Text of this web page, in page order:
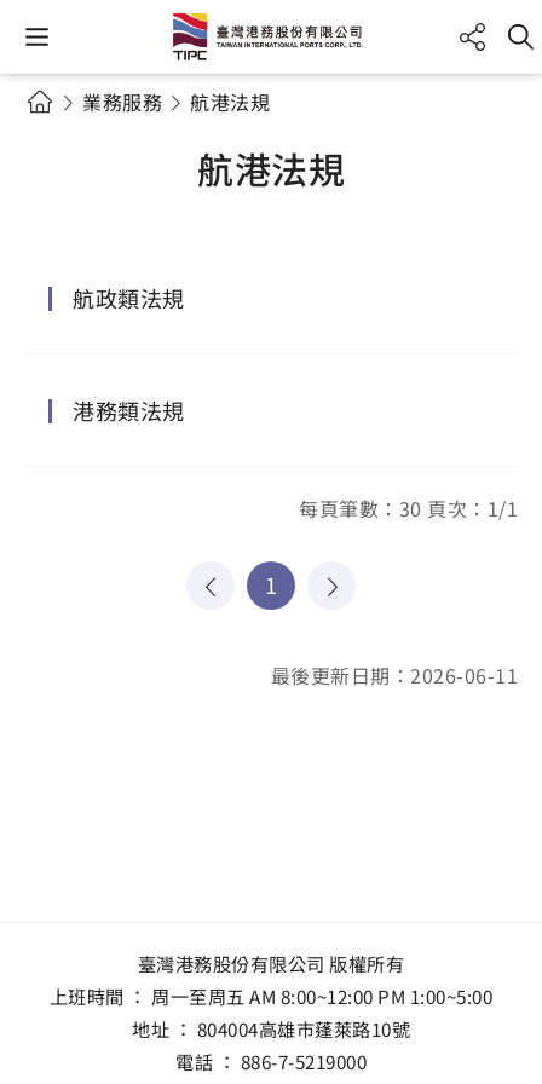
業務服務 航港法規
航港法規
航政類法規
港務類法規
每頁筆數：30 頁次：1/1
1
最後更新日期：2026-06-11
臺灣港務股份有限公司 版權所有
上班時間 ： 周一至周五 AM 8:00~12:00 PM 1:00~5:00
地址 ： 804004高雄市蓬萊路10號
電話 ： 886-7-5219000